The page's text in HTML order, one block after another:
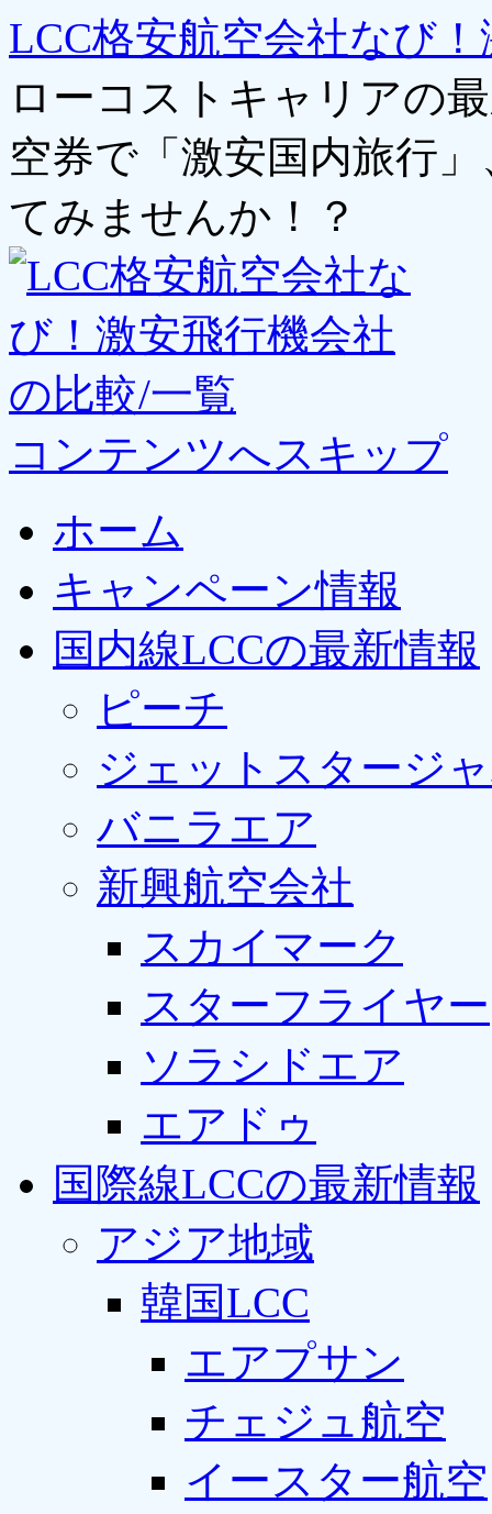
LCC格安航空会社なび
ローコストキャリアの
空券で「激安国内旅行
てみませんか！？
コンテンツへスキップ
ホーム
キャンペーン情報
国内線LCCの最新情報
ピーチ
ジェットスタージ
バニラエア
新興航空会社
スカイマーク
スターフライヤー
ソラシドエア
エアドゥ
国際線LCCの最新情報
アジア地域
韓国LCC
エアプサン
チェジュ航空
イースター航空